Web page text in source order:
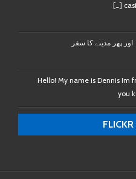
پھر مدینے کا سفر
Hello! My name is Dennis Im
you